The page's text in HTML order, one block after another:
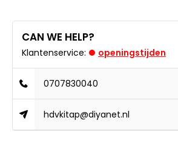
CAN WE HELP?
Klantenservice: openingstijden
0707830040
hdvkitap@diyanet.nl